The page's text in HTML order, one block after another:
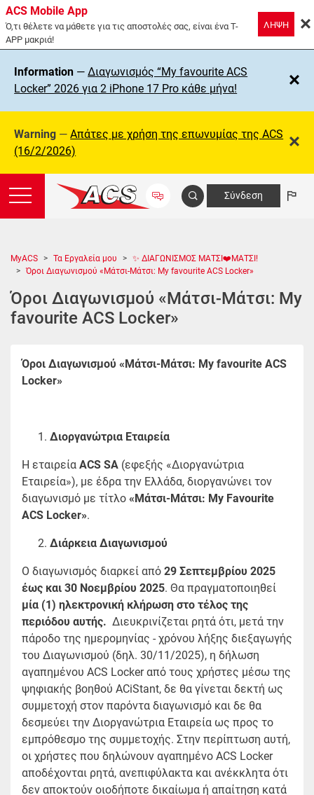
ACS Mobile App
Ό,τι θέλετε να μάθετε για τις αποστολές σας, είναι ένα T-
APP μακριά!
ΛΗΨΗ
Information —Διαγωνισμός “My favourite ACS
Locker” 2026 για 2 iPhone 17 Pro κάθε μήνα!
Warning —Απάτες με χρήση της επωνυμίας της ΑCS
(16/2/2026)
Σύνδεση
MyACS Τα Εργαλεία μου
✨ ΔΙΑΓΩΝΙΣΜΟΣ ΜΑΤΣΙ❤️ΜΑΤΣΙ!
Όροι Διαγωνισμού «Μάτσι-Μάτσι: My favourite ACS Locker»
Όροι Διαγωνισμού «Μάτσι-Μάτσι: My
favourite ACS Locker»
Όροι Διαγωνισμού «Μάτσι-Μάτσι: My favourite ACS
Locker»
Διοργανώτρια Εταιρεία
Η εταιρεία ACS SA (εφεξής «Διοργανώτρια
Εταιρεία»), με έδρα την Ελλάδα, διοργανώνει τον
διαγωνισμό με τίτλο «Μάτσι-Μάτσι: My Favourite
ACS Locker».
Διάρκεια Διαγωνισμού
Ο διαγωνισμός διαρκεί από 29 Σεπτεμβρίου 2025
έως και 30 Νοεμβρίου 2025. Θα πραγματοποιηθεί
μία (1) ηλεκτρονική κλήρωση στο τέλος της
περιόδου αυτής. Διευκρινίζεται ρητά ότι, μετά την
πάροδο της ημερομηνίας - χρόνου λήξης διεξαγωγής
του Διαγωνισμού (δηλ. 30/11/2025), η δήλωση
αγαπημένου ACS Locker από τους χρήστες μέσω της
ψηφιακής βοηθού ACiStant, δε θα γίνεται δεκτή ως
συμμετοχή στον παρόντα διαγωνισμό και δε θα
δεσμεύει την Διοργανώτρια Εταιρεία ως προς το
εμπρόθεσμο της συμμετοχής. Στην περίπτωση αυτή,
οι χρήστες που δηλώνουν αγαπημένο ACS Locker
αποδέχονται ρητά, ανεπιφύλακτα και ανέκκλητα ότι
δεν αποκτούν οιοδήποτε δικαίωμα ή απαίτηση κατά